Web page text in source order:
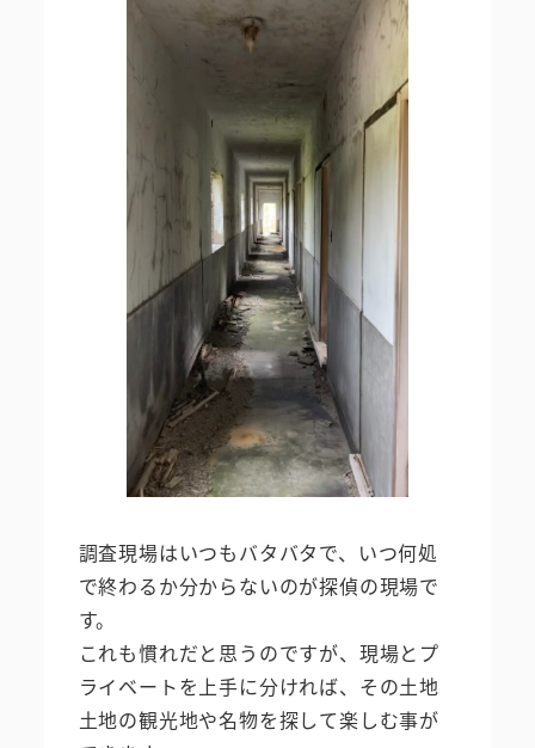
調査現場はいつもバタバタで、いつ何処
で終わるか分からないのが探偵の現場で
す。
これも慣れだと思うのですが、現場とプ
ライベートを上手に分ければ、その土地
土地の観光地や名物を探して楽しむ事が